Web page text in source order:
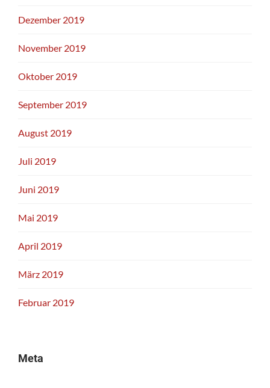
Dezember 2019
November 2019
Oktober 2019
September 2019
August 2019
Juli 2019
Juni 2019
Mai 2019
April 2019
März 2019
Februar 2019
Meta